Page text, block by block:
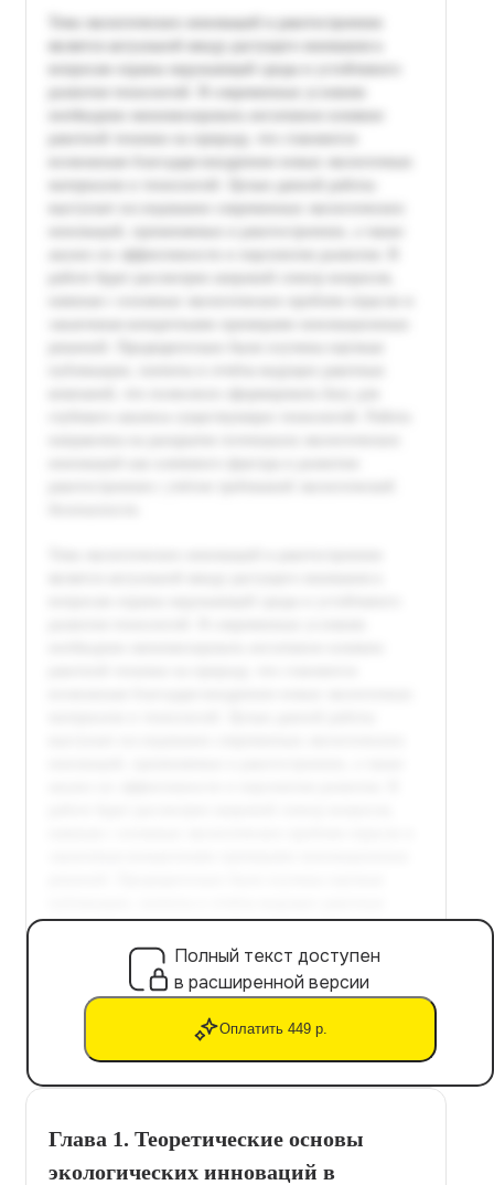
Полный текст доступен
в расширенной версии
Оплатить 449 р.
Глава 1. Теоретические основы
экологических инноваций в